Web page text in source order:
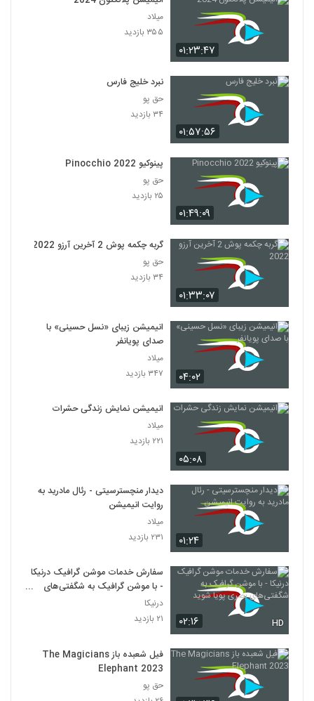
۰۱:۲۳:۴۷
میلاد
۳۵۵ بازدید
۰۱:۵۷:۵۶
نبرد خلیج فارس
حق پو
۳۴ بازدید
۰۱:۴۹:۰۹
پینوکیو Pinocchio 2022
حق پو
۲۵ بازدید
۰۱:۳۳:۰۷
گربه چکمه پوش 2 آخرین آرزو 2022
حق پو
۳۴ بازدید
۰۴:۰۲
انیمیشن زیبای «نسل حسینی» با
صدای پویانفر
میلاد
۳۴۷ بازدید
۰۵:۰۸
انیمیشن نمایش زندگی حشرات
میلاد
۲۲۱ بازدید
۰۱:۲۴
دیدار منچسترسیتی - رئال مادرید به
روایت انیمیشن
میلاد
۲۳۱ بازدید
۰۲:۱۶ HD
سفارش خدمات موشن گرافیک درنیکا
- با موشن گرافیک به شگفتی‌های
بصری پویا شوید
درنیکا
۲۱ بازدید
فیل شعبده باز The Magicians
Elephant 2023
حق پو